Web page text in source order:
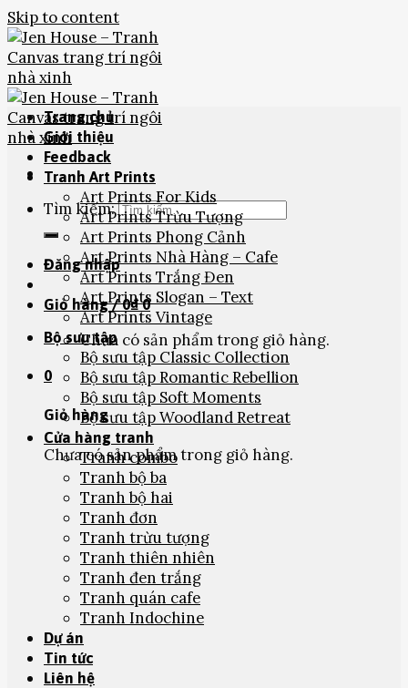
Skip to content
Tìm kiếm:
Đăng nhập
Giỏ hàng /0₫ 0
Chưa có sản phẩm trong giỏ hàng.
0
Giỏ hàng
Chưa có sản phẩm trong giỏ hàng.
Trang chủ
Giới thiệu
Feedback
Tranh Art Prints
Art Prints For Kids
Art Prints Trừu Tượng
Art Prints Phong Cảnh
Art Prints Nhà Hàng – Cafe
Art Prints Trắng Đen
Art Prints Slogan – Text
Art Prints Vintage
Bộ sưu tập
Bộ sưu tập Classic Collection
Bộ sưu tập Romantic Rebellion
Bộ sưu tập Soft Moments
Bộ sưu tập Woodland Retreat
Cửa hàng tranh
Tranh combo
Tranh bộ ba
Tranh bộ hai
Tranh đơn
Tranh trừu tượng
Tranh thiên nhiên
Tranh đen trắng
Tranh quán cafe
Tranh Indochine
Dự án
Tin tức
Liên hệ